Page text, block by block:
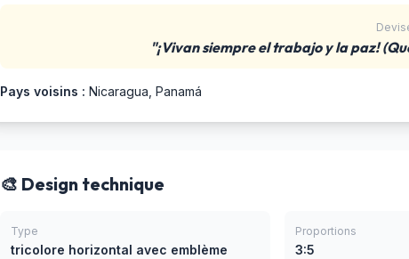
"¡Vivan siempre el trabajo y la paz!
Pays voisins : Nicaragua, Panamá
🎨 Design technique
Type
tricolore horizontal avec emblème
Proportions
3:5